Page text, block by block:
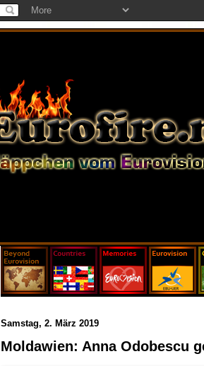
Samstag, 2. März 2019
Moldawien: Anna Odobescu